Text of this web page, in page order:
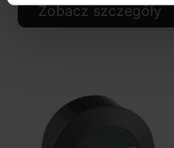
Zobacz szczegóły